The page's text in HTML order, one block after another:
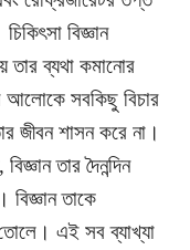
বিজ্ঞান
তার ব্যথা কমানোর
আলোকে সবকিছু বিচার
জীবন শাসন করে না।
তার দৈনন্দিন
তাকে
এই সব ব্যাখ্যা